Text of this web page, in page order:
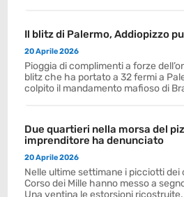
Il blitz di Palermo, Addiopizzo
20 Aprile 2026
Pioggia di complimenti a forze
blitz che ha portato a 32 fermi a
colpito il mandamento mafioso di
Due quartieri nella morsa del
imprenditore ha denunciato
20 Aprile 2026
Nelle ultime settimane i picciotti dei
Corso dei Mille hanno messo a
Una ventina le estorsioni